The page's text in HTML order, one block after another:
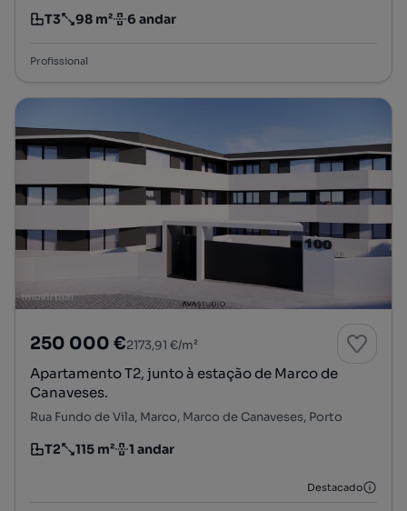
Tipologia
T3
Preço por metro quadrado
98 m²
Andar 6 andar
Profissional
250 000 €2173,91 €/m²
Apartamento T2, junto à estação de Marco de
Canaveses.
Rua Fundo de Vila, Marco, Marco de Canaveses, Porto
Tipologia
T2
Preço por metro quadrado
115 m²
Andar 1 andar
Destacado